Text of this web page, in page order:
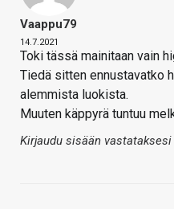
Vaappu79
14.7.2021
Toki tässä mainitaan vain
Tiedä sitten ennustavatko
alemmista luokista.
Muuten käppyrä tuntuu
Kirjaudu sisään vastataksesi